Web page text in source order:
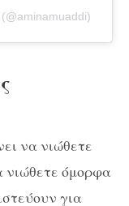
(@aminamuaddi)
να νιώθετε
νιώθετε όμορφα
για